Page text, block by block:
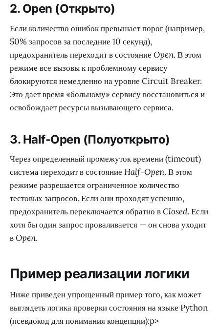
2. Open (Открыто)
Если количество ошибок превышает порог (например,
50% запросов за последние 10 секунд),
предохранитель переходит в состояние Open. В этом
режиме все вызовы к проблемному сервису
блокируются немедленно на уровне Circuit Breaker.
Это дает время «больному» сервису восстановиться и
освобождает ресурсы вызывающего сервиса.
3. Half-Open (Полуоткрыто)
Через определенный промежуток времени (timeout)
система переходит в состояние Half-Open. В этом
режиме разрешается ограниченное количество
тестовых запросов. Если они проходят успешно,
предохранитель переключается обратно вClosed. Если
хотя бы один запрос проваливается — он снова уходит
вOpen.
Пример реализации логики
Ниже приведен упрощенный пример того, как может
выглядеть логика проверки состояния на языке Python
(псевдокод для понимания концепции):p>